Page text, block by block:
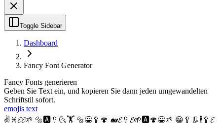
Toggle Sidebar
Dashboard
Fancy Font Generator
Fancy Fonts generieren
Geben Sie Text ein, und kopieren Sie dann jeden umgewandelten
Schriftstil sofort.
emojis text
✌♓𝓔𝓔🌱 🔩🅰🥄🌜🏋 🔩😀🥄🍄 🐋𝓔🥄𝓔🌱🅰🍄😀🌱 😀🥄👢🕴🥄𝓔